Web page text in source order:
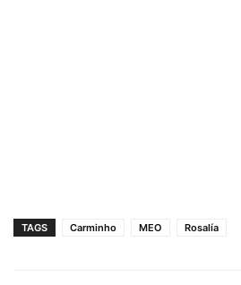
TAGS Carminho MEO Rosalía